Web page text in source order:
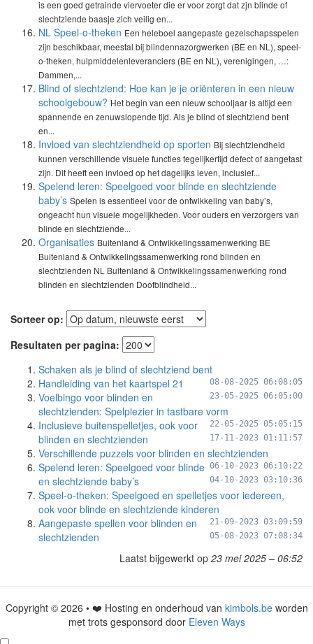
is een goed getrainde viervoeter die er voor zorgt dat zjn blinde of
slechtziende baasje zich veilig en...
NL Speel-o-theken Een heleboel aangepaste gezelschapsspelen
zijn beschikbaar, meestal bij blindennazorgwerken (BE en NL), speel-
o-theken, hulpmiddelenleveranciers (BE en NL), verenigingen, …:
Dammen,...
Blind of slechtziend: Hoe kan je je oriënteren in een nieuw
schoolgebouw? Het begin van een nieuw schooljaar is altijd een
spannende en zenuwslopende tijd. Als je blind of slechtziend bent
en...
Invloed van slechtziendheid op sporten Bij slechtziendheid
kunnen verschillende visuele functies tegelijkertijd defect of aangetast
zijn. Dit heeft een invloed op het dagelijks leven, inclusief...
Spelend leren: Speelgoed voor blinde en slechtziende
baby’s Spelen is essentieel voor de ontwikkeling van baby’s,
ongeacht hun visuele mogelijkheden. Voor ouders en verzorgers van
blinde en slechtziende...
Organisaties Buitenland & Ontwikkelingssamenwerking BE
Buitenland & Ontwikkelingssamenwerking rond blinden en
slechtzienden NL Buitenland & Ontwikkelingssamenwerking rond
blinden en slechtzienden Doofblindheid...
Sorteer op:
Resultaten per pagina:
Schaken als je blind of slechtziend bent
08-08-2025 06:08:05
Handleiding van het kaartspel 21
23-05-2025 06:05:00
Voelbingo voor blinden en
slechtzienden: Spelplezier in tastbare vorm
22-05-2025 05:05:15
Inclusieve buitenspelletjes, ook voor
blinden en slechtzienden
17-11-2023 01:11:57
Verschillende puzzels voor blinden en slechtzienden
06-10-2023 06:10:22
Spelend leren: Speelgoed voor blinde
en slechtziende baby’s
04-10-2023 03:10:36
Speel-o-theken: Speelgoed en spelletjes voor iedereen,
ook voor blinde en slechtziende kinderen
21-09-2023 03:09:59
Aangepaste spellen voor blinden en
slechtzienden
05-08-2023 07:08:34
Laatst bijgewerkt op 23 mei 2025 – 06:52
Copyright © 2026 • ❤️ Hosting en onderhoud van kimbols.beworden
met trots gesponsord door Eleven Ways